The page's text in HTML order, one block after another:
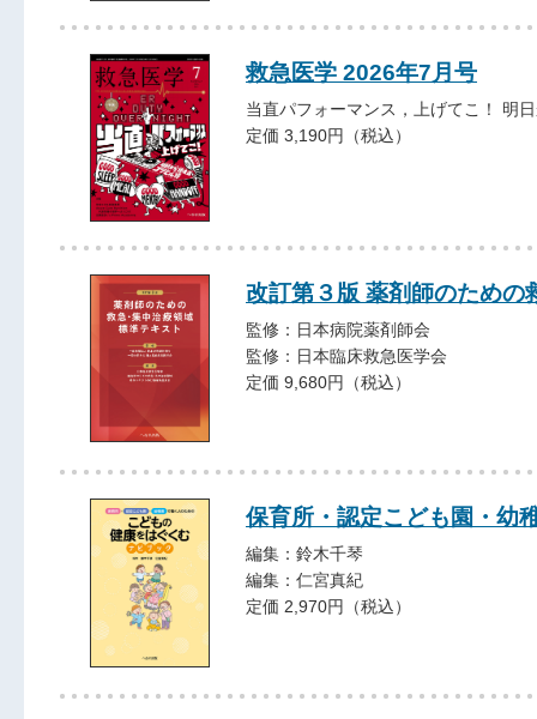
救急医学 2026年7月号
当直パフォーマンス，上げてこ！ 明
定価 3,190円（税込）
改訂第３版 薬剤師のための
監修：日本病院薬剤師会
監修：日本臨床救急医学会
定価 9,680円（税込）
保育所・認定こども園・幼
編集：鈴木千琴
編集：仁宮真紀
定価 2,970円（税込）